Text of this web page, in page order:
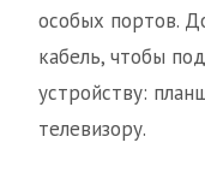
особых портов.
кабель, чтобы
устройству:
телевизору.